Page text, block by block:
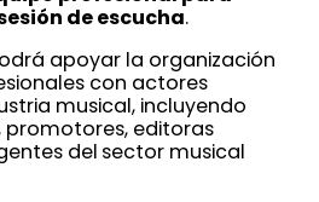
de escucha.
apoyar la organización
con actores
musical, incluyendo
promotores, editoras
del sector musical